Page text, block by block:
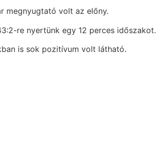
megnyugtató volt az előny.
re nyertünk egy 12 perces időszakot.
is sok pozitívum volt látható.